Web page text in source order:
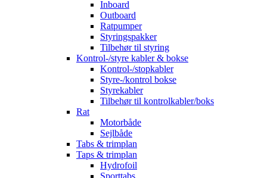
Inboard
Outboard
Ratpumper
Styringspakker
Tilbehør til styring
Kontrol-/styre kabler & bokse
Kontrol-/stopkabler
Styre-/kontrol bokse
Styrekabler
Tilbehør til kontrolkabler/boks
Rat
Motorbåde
Sejlbåde
Tabs & trimplan
Taps & trimplan
Hydrofoil